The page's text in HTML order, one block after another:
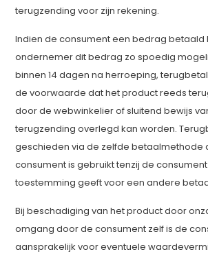
terugzending voor zijn rekening.
Indien de consument een bedrag betaald
ondernemer dit bedrag zo spoedig
binnen 14 dagen na herroeping,
de voorwaarde dat het product reeds
door de webwinkelier of sluitend bewijs
terugzending overlegd kan worden.
geschieden via de zelfde betaalmethode
consument is gebruikt tenzij de
toestemming geeft voor een andere
Bij beschadiging van het product door
omgang door de consument zelf is de
aansprakelijk voor eventuele